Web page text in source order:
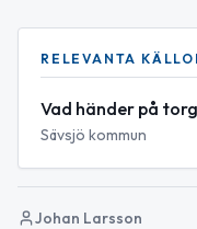
RELEVANTA
Vad händer på
Sävsjö kommun
Johan Larsson